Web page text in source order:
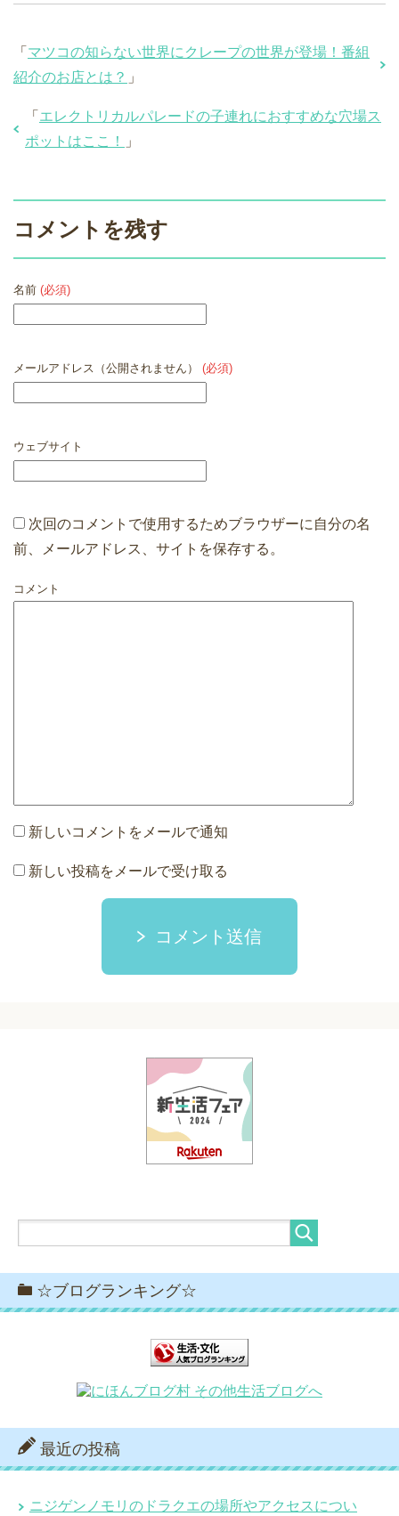
「 マツコの知らない世界にクレープの世界が登場！番組
紹介のお店とは？ 」
「 エレクトリカルパレードの子連れにおすすめな穴場ス
ポットはここ！
」
コメントを残す
名前 (必須)
メールアドレス（公開されません） (必須)
ウェブサイト
次回のコメントで使用するためブラウザーに自分の名
前、メールアドレス、サイトを保存する。
コメント
新しいコメントをメールで通知
新しい投稿をメールで受け取る
コメント送信
☆ブログランキング☆
最近の投稿
ニジゲンノモリのドラクエの場所やアクセスについ